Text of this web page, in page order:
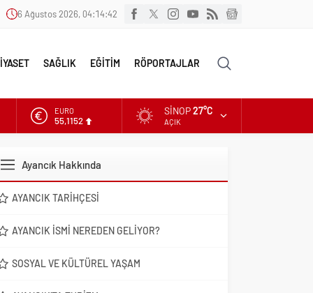
6 Ağustos 2026, 04:14:43
SAĞLIK EĞİTİM RÖPORTAJLAR
EURO
55,1152
DOLAR
47,5844
SINOP27°C
AÇIK
Ayancık Hakkında
AYANCIK TARIHÇESI
AYANCIK İSMI NEREDEN GELIYOR?
SOSYAL VE KÜLTÜREL YAŞAM